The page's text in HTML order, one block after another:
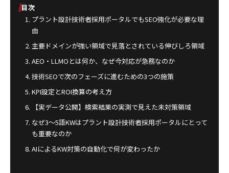
目次
プラント設計技術者採用ポータルでもSEO強化が必要な理
由
主要ドメインが強い領域で見落とされている伸びしろ領域
AEO・LLMOとは何か、なぜ今対応が急務なのか
技術SEOで次のフェーズに進むための3つの施策
KPI設定とROI換算の考え方
【実データ公開】検索結果の実測で見えた未対策領域
なぜ3〜5語KWはプラント設計技術者採用ポータルにとって
も重要なのか
AIによるKW対策の自動化で何が変わったか